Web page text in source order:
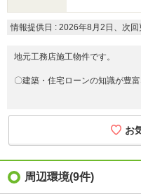
情報提供日 : 2026年8月2日、次
地元工務店施工物件です。
〇建築・住宅ローンの知識が豊
住まいずONEでは【注文住宅】
スタッフがお客様の住まい探し
までお気軽にご相談ください(^^♪
周辺環境(9件)